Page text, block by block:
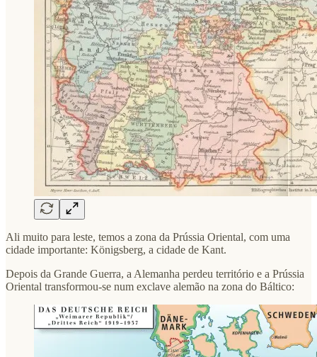
Ali muito para leste, temos a zona da Prússia Oriental, com uma
cidade importante: Königsberg, a cidade de Kant.
Depois da Grande Guerra, a Alemanha perdeu território e a Prússia
Oriental transformou-se num exclave alemão na zona do Báltico: